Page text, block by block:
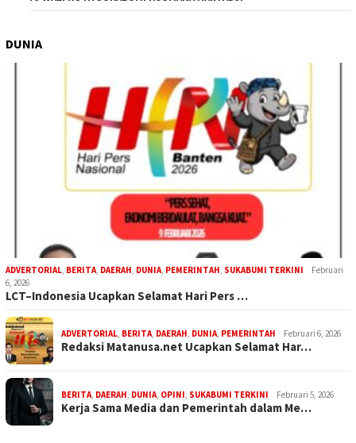
DUNIA
ADVERTORIAL, BERITA, DAERAH, DUNIA, PEMERINTAH, SUKABUMI TERKINI
Februari
6, 2026
LCT–Indonesia Ucapkan Selamat Hari Pers …
ADVERTORIAL, BERITA, DAERAH, DUNIA, PEMERINTAH Februari 6, 2026
Redaksi Matanusa.net Ucapkan Selamat Har…
BERITA, DAERAH, DUNIA, OPINI, SUKABUMI TERKINI Februari 5, 2026
Kerja Sama Media dan Pemerintah dalam Me…